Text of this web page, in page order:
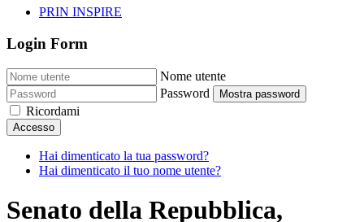
PRIN INSPIRE
Login Form
Nome utente
Password
Mostra password
Ricordami
Accesso
Hai dimenticato la tua password?
Hai dimenticato il tuo nome utente?
Senato della Repubblica,